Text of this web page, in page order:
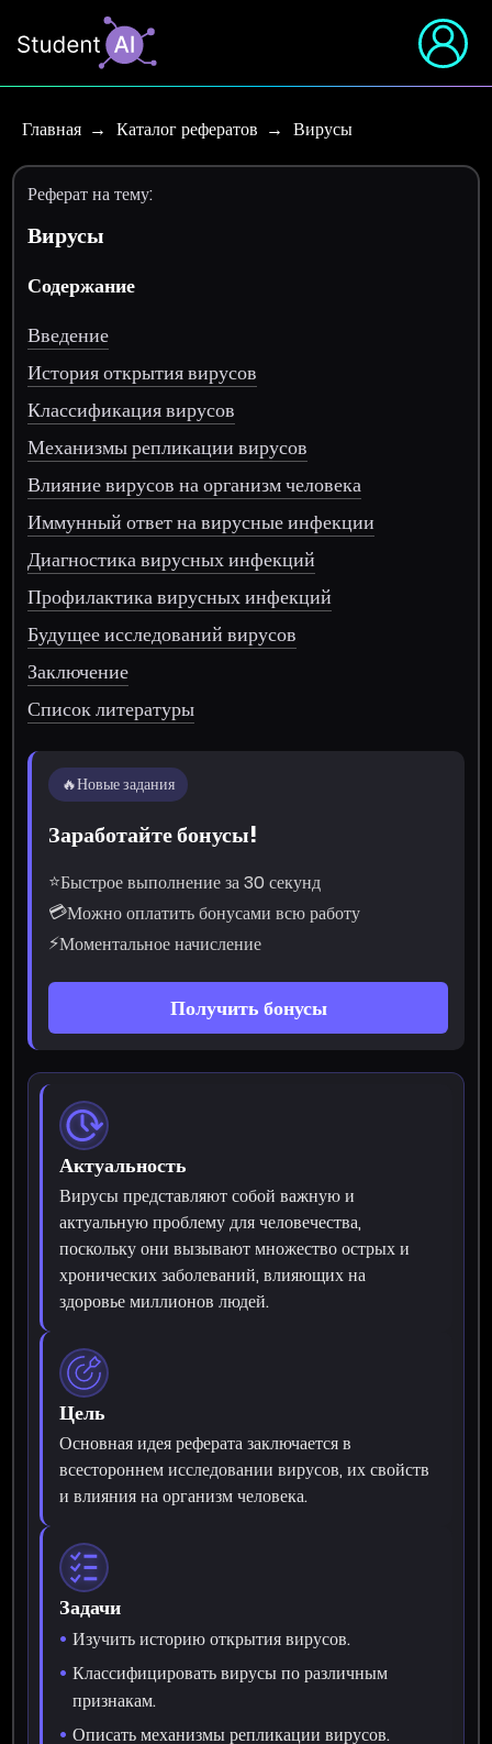
Главная Каталог рефератов Вирусы
Реферат на тему:
Вирусы
Содержание
Введение
История открытия вирусов
Классификация вирусов
Механизмы репликации вирусов
Влияние вирусов на организм человека
Иммунный ответ на вирусные инфекции
Диагностика вирусных инфекций
Профилактика вирусных инфекций
Будущее исследований вирусов
Заключение
Список литературы
🔥Новые задания
Заработайте бонусы!
⭐Быстрое выполнение за 30 секунд
💳Можно оплатить бонусами всю работу
⚡Моментальное начисление
Получить бонусы
Актуальность
Вирусы представляют собой важную и
актуальную проблему для человечества,
поскольку они вызывают множество острых и
хронических заболеваний, влияющих на
здоровье миллионов людей.
Цель
Основная идея реферата заключается в
всестороннем исследовании вирусов, их свойств
и влияния на организм человека.
Задачи
Изучить историю открытия вирусов.
Классифицировать вирусы по различным
признакам.
Описать механизмы репликации вирусов.